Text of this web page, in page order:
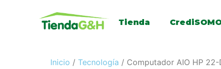
Tienda
Inicio / Tecnología / Computador AIO HP 22-